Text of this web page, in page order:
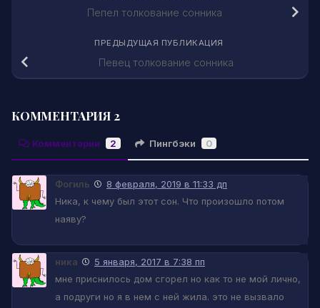
Пепел толкование сонника
ПРЕДЫДУЩАЯ ПУБЛИКАЦИЯ
Певец толкование сонника
КОММЕНТАРИЯ 2
Комментарии 2 Пингбэки 0
Фогиль
8 февраля, 2019 в 11:33 дп
Ника, к чему был этот сон. Что произошло потом
наяву?
ника
5 января, 2017 в 7:38 пп
мне приснилось дом сгорел но как то не мой лично,
а подруги но я в нем с ней жила. это не вызвало